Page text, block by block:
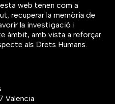
web tenen com a
recuperar la memòria de
la investigació i
àmbit, amb vista a reforçar
als Drets Humans.
Valencia